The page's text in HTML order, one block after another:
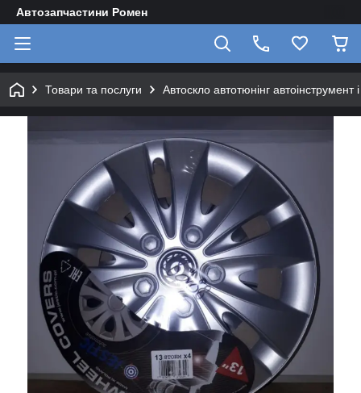
Автозапчастини Ромен
Товари та послуги Автоскло автотюнінг автоінструмент